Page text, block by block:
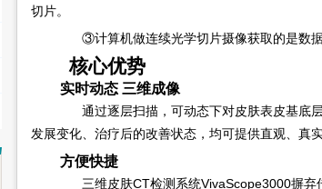
切片。
③计算机做连续光学切片摄像获取的是数据
核心优势
实时动态 三维成像
通过逐层扫描，可动态下对皮肤表皮基底层
发展变化、治疗后的改善状态，均可提供直观、真
方便快捷
三维皮肤CT检测系统VivaScope3000摒弃